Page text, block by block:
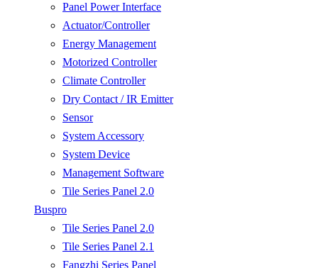
Panel Power Interface
Actuator/Controller
Energy Management
Motorized Controller
Climate Controller
Dry Contact / IR Emitter
Sensor
System Accessory
System Device
Management Software
Tile Series Panel 2.0
Buspro
Tile Series Panel 2.0
Tile Series Panel 2.1
Fangzhi Series Panel